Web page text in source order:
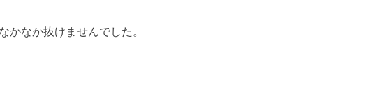
かなか抜けませんでした。